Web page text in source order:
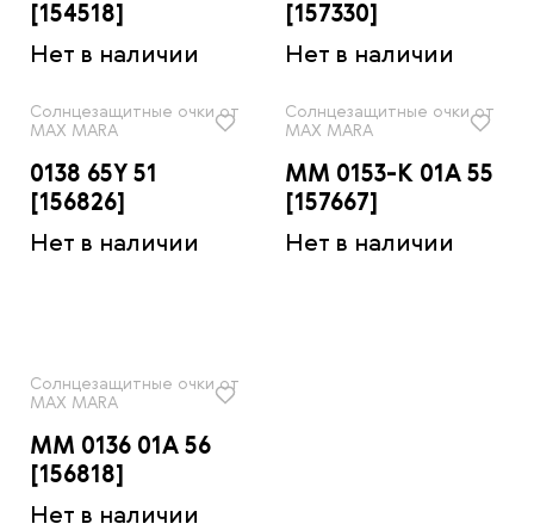
[154518]
Нет в наличии
[157330]
Нет в наличии
Солнцезащитные очки от
MAX MARA
0138 65Y 51
[156826]
Нет в наличии
Солнцезащитные очки от
MAX MARA
MM 0153-K 01A 55
[157667]
Нет в наличии
Солнцезащитные очки от
MAX MARA
MM 0136 01A 56
[156818]
Нет в наличии